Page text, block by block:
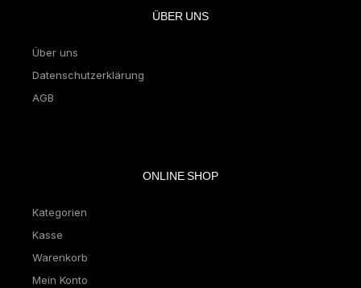
ÜBER UNS
Über uns
Datenschutzerklärung
AGB
ONLINE SHOP
Kategorien
Kasse
Warenkorb
Mein Konto